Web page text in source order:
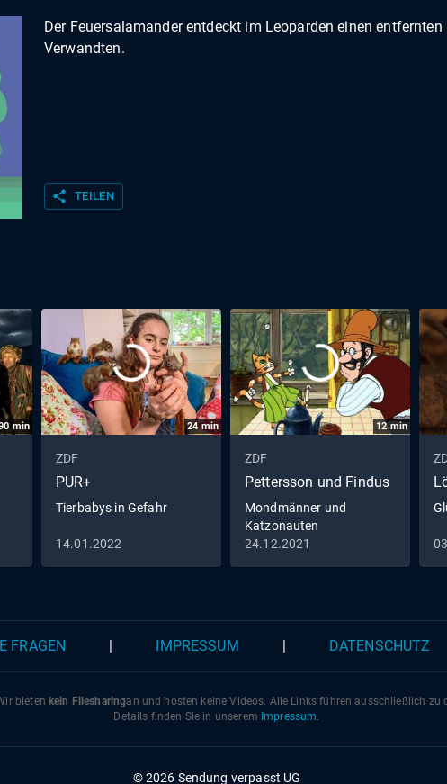
Der Feuersalamander entdeckt im Leoparden einen entfernten
Verwandten.
share TEILEN
min 24min
ZDF
PUR+
Tierbabys in Gefahr
14.01.2022
12min
ZDF
Pettersson und Findus
Mondmänner und
Katzonauten
24.12.2021
FRAGEN IMPRESSUM DATENSCHUTZ
bieten kein Filesharingan und hosten keine Videos. Alle Links führen ausschließlich zu
Details finden Sie in unserem Impressum.
© 2026 Sendung verpasst UG